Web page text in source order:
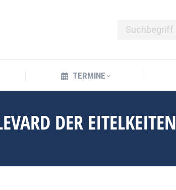
TERMINE
DER EITELKEITEN